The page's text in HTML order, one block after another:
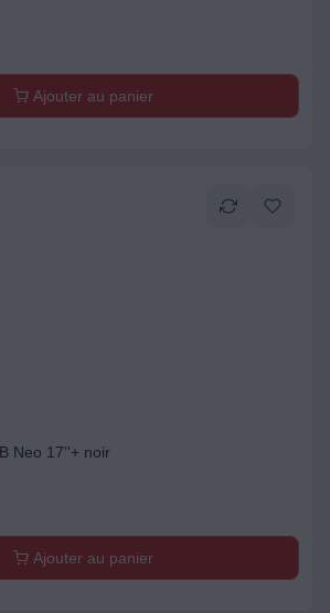
Ajouter au panier
Neo 17''+ noir
Ajouter au panier